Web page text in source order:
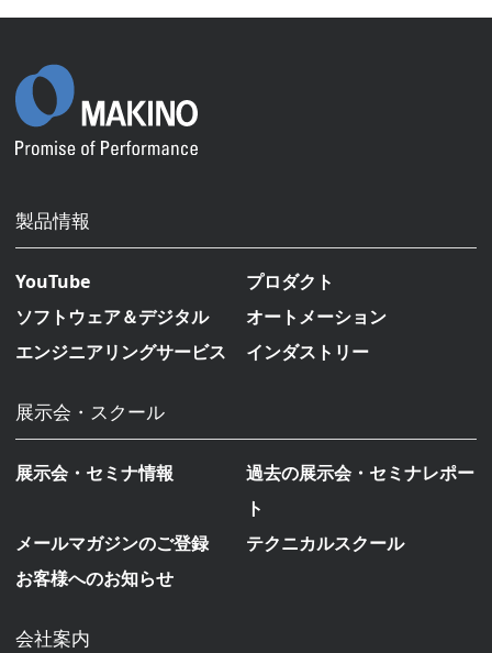
製品情報
YouTube
プロダクト
ソフトウェア＆デジタル
オートメーション
エンジニアリングサービス
インダストリー
展示会・スクール
展示会・セミナ情報
過去の展示会・セミナレポー
ト
メールマガジンのご登録
テクニカルスクール
お客様へのお知らせ
会社案内